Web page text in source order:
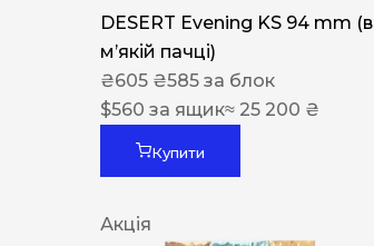
DESERT Evening KS 94 mm (в
мʼякій пачці)
₴605 ₴585 за блок
$560 за ящик≈ 25 200 ₴
Купити
Акція